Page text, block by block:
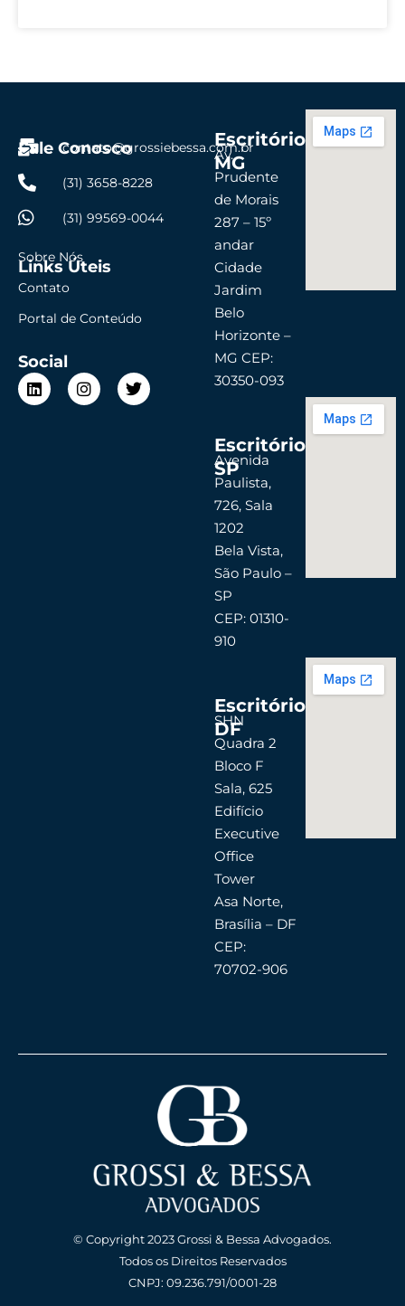
Fale Conosco
contato@grossiebessa.com.br
(31) 3658-8228
(31) 99569-0044
Links Úteis
Sobre Nós
Contato
Portal de Conteúdo
Social
L
i
n
I
n
s
T
w
i
Escritório
MG
Av.
Prudente
de Morais
287 – 15º
andar
Cidade
Jardim
Belo
Horizonte –
MG CEP:
30350-093
Escritório
SP
Avenida
Paulista,
726, Sala
1202
Bela Vista,
São Paulo –
SP
CEP: 01310-
910
Escritório
DF
SHN
Quadra 2
Bloco F
Sala, 625
Edifício
Executive
Office
Tower
Asa Norte,
Brasília – DF
CEP:
70702-906
© Copyright 2023 Grossi & Bessa Advogados.
Todos os Direitos Reservados
CNPJ: 09.236.791/0001-28